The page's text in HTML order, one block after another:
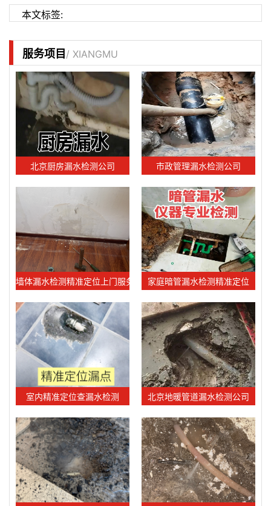
本文标签:
服务项目 / XIANGMU
北京厨房漏水检测公司 市政管理漏水检测公司
墙体漏水检测精准定位上门服务 家庭暗管漏水检测精准定位
室内精准定位查漏水检测 北京地暖管道漏水检测公司